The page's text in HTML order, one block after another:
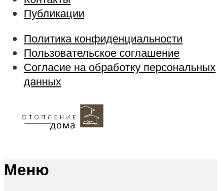
Публикации
Политика конфиденциальности
Пользовательское соглашение
Согласие на обработку персональных
данных
Меню